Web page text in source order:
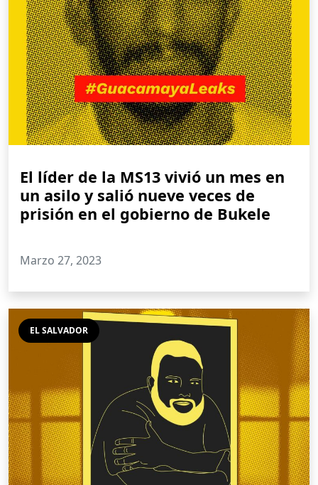
El líder de la MS13 vivió un mes en
un asilo y salió nueve veces de
prisión en el gobierno de Bukele
Marzo 27, 2023
EL SALVADOR